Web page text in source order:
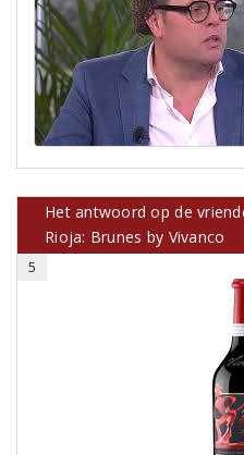
Het antwoord op de
Rioja: Brunes by Vivanco
5